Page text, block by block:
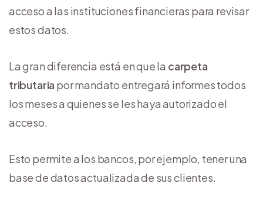
acceso a las instituciones financieras para revisar
estos datos.
La gran diferencia está en que la carpeta
tributaria por mandato entregará informes todos
los meses a quienes se les haya autorizado el
acceso.
Esto permite a los bancos, por ejemplo, tener una
base de datos actualizada de sus clientes.